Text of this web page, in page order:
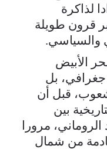
لذاكرة
قرون طويلة
والسياسي.
الأبيض
بل
قبل أن
بين
مرورا
من شمال